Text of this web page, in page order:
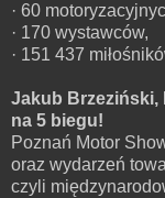
· 60
· 170 wystawców,
· 151 437
Jakub Brzeziński,
na 5 biegu!
Poznań Motor
oraz wydarzeń
czyli